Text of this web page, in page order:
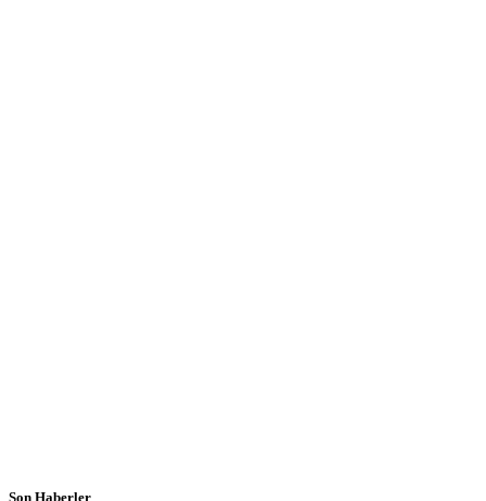
Son Haberler